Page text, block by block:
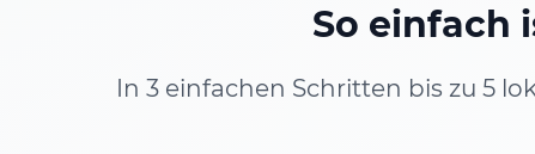
So einfach
In 3 einfachen Schritten bis zu 5